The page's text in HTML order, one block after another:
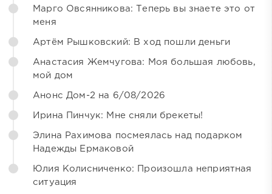
Марго Овсянникова: Теперь вы знаете это от
меня
Артём Рышковский: В ход пошли деньги
Анастасия Жемчугова: Моя большая любовь,
мой дом
Анонс Дом-2 на 6/08/2026
Ирина Пинчук: Мне сняли брекеты!
Элина Рахимова посмеялась над подарком
Надежды Ермаковой
Юлия Колисниченко: Произошла неприятная
ситуация